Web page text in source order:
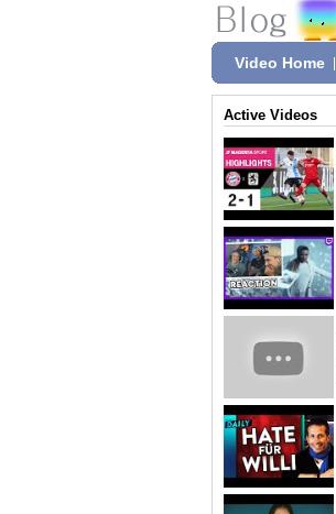
Video Home
Active Videos